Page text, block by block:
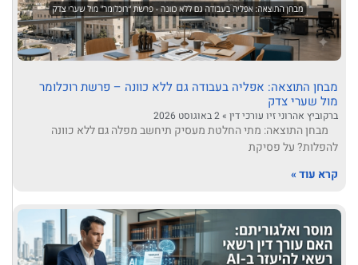
מבחן התוצאה: אפליה בעבודה גם ללא כוונה – פרשת רוכלומר
מול שערי צדק
ברקוביץ אהרוני זיו עורכי דין
מבחן התוצאה: מתי החלטת מעסיק תיחשב מפלה גם ללא כוונה
להפלות? על פסיקת
קרא עוד »